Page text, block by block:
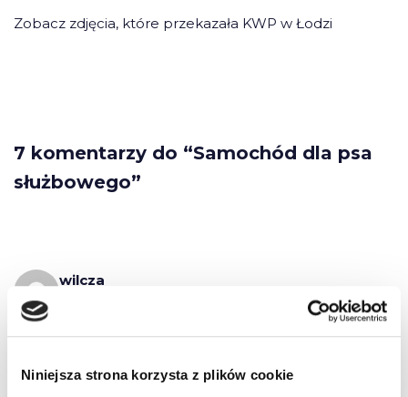
Niniejsza strona korzysta z plików cookie
Zobacz zdjęcia, które przekazała KWP w Łodzi
7 komentarzy do “Samochód dla psa
służbowego”
wilcza
strasznym zasłużył sobie funkcjonariusz na